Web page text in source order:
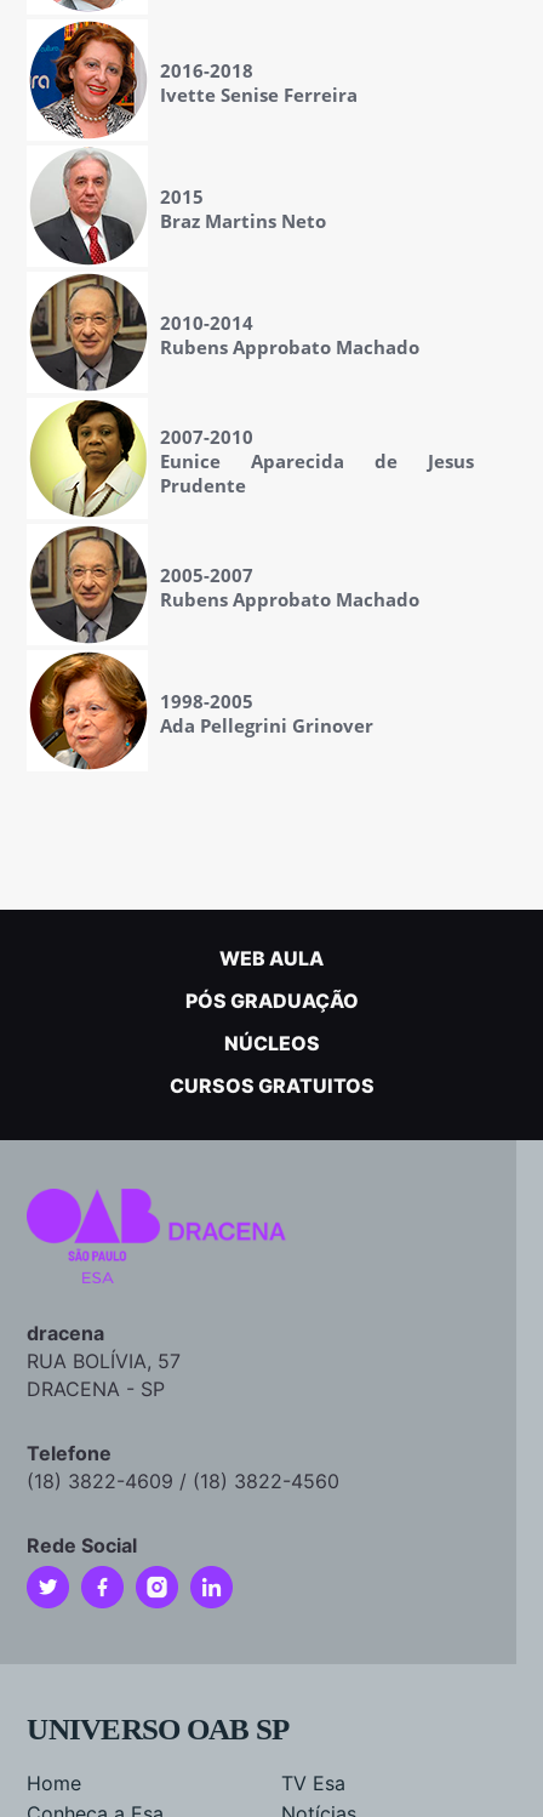
2016-2018
Ivette Senise Ferreira
2015
Braz Martins Neto
2010-2014
Rubens Approbato Machado
2007-2010
Eunice Aparecida de Jesus
Prudente
2005-2007
Rubens Approbato Machado
1998-2005
Ada Pellegrini Grinover
WEB AULA
PÓS GRADUAÇÃO
NÚCLEOS
CURSOS GRATUITOS
dracena
RUA BOLÍVIA, 57
DRACENA - SP
Telefone
(18) 3822-4609 / (18) 3822-4560
Rede Social
UNIVERSO OAB SP
Home
TV Esa